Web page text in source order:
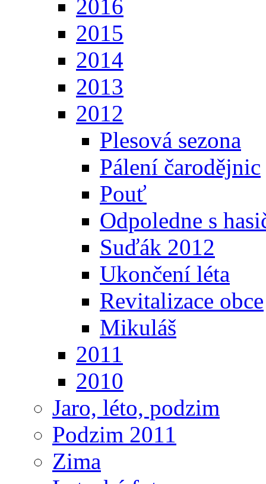
2016
2015
2014
2013
2012
Plesová sezona
Pálení čarodějnic
Pouť
Odpoledne s
Suďák 2012
Ukončení léta
Revitalizace obce
Mikuláš
2011
2010
Jaro, léto, podzim
Podzim 2011
Zima